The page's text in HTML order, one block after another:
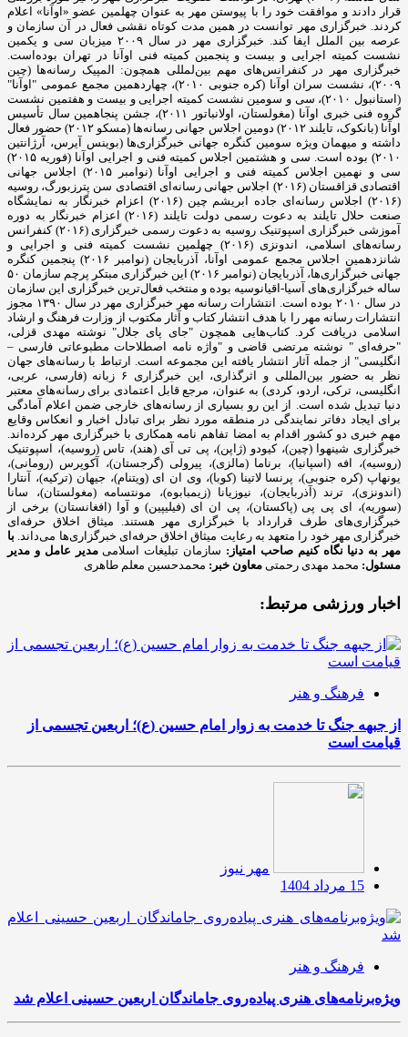
قرار دادند و موافقت خود را با پیوستن مهر به عنوان چهلمین عضو «اوآنا» اعلام
کردند. خبرگزاری مهر توانست در همین مدت کوتاه نقشی فعال در آن سازمان و
عرصه بین الملل ایفا کند. خبرگزاری مهر در سال ۲۰۰۹ میزبان سی و یکمین
نشست کمیته اجرایی و بیست و پنجمین کمیته فنی اوآنا در تهران بوده‌است.
خبرگزاری مهر در کنفرانس‌های مهم بین‌لمللی همچون: المپیک رسانه‌ها (چین
۲۰۰۹)، نشست سران اوآنا (کره جنوبی ۲۰۱۰)، چهاردهمین مجمع عمومی "اوآنا"
(استانبول ۲۰۱۰)، سی و سومین نشست کمیته اجرایی و بیست و هفتمین نشست
گروه فنی خبری اوآنا (مغولستان، اولانباتور ۲۰۱۱)، جشن پنجاهمین سال تأسیس
اوآنا (بانکوک، تایلند ۲۰۱۲) دومین اجلاس جهانی رسانه‌ها (مسکو ۲۰۱۲) حضور فعال
داشته و میهمان ویژه سومین کنگره جهانی خبرگزاری‌ها (بوینس آیرس، آرژانتین
۲۰۱۰) بوده است. سی و هشتمین اجلاس کمیته فنی و اجرایی اوآنا (فوریه ۲۰۱۵)
سی و نهمین اجلاس کمیته فنی و اجرایی اوآنا (نوامبر ۲۰۱۵) اجلاس جهانی
اقتصادی قزاقستان (۲۰۱۶) اجلاس جهانی رسانه‌ای اقتصادی سن پترزبورگ، روسیه
(۲۰۱۶) اجلاس رسانه‌ای جاده ابریشم چین (۲۰۱۶) اعزام خبرنگار به نمایشگاه
صنعت حلال تایلند به دعوت رسمی دولت تایلند (۲۰۱۶) اعزام خبرنگار به دوره
آموزشی خبرگزاری اسپوتنیک روسیه به دعوت رسمی خبرگزاری (۲۰۱۶) کنفرانس
رسانه‌های اسلامی، اندونزی (۲۰۱۶) چهلمین نشست کمیته فنی و اجرایی و
شانزدهمین اجلاس مجمع عمومی اوآنا، آذربایجان (نوامبر ۲۰۱۶) پنجمین کنگره
جهانی خبرگزاری‌ها، آذربایجان (نوامبر ۲۰۱۶) این خبرگزاری مبتکر پرچم سازمان ۵۰
ساله خبرگزاری‌های آسیا-اقیانوسیه بوده و منتخب فعال‌ترین خبرگزاری این سازمان
در سال ۲۰۱۰ بوده است. انتشارات رسانه مهر خبرگزاری مهر در سال ۱۳۹۰ مجوز
انتشارات رسانه مهر را با هدف انتشار کتاب و آثار مکتوب از وزارت فرهنگ و ارشاد
اسلامی دریافت کرد. کتاب‌هایی همچون "جای پای جلال" نوشته مهدی قزلی،
"حرفه‌ای " نوشته مرتضی قاضی و "واژه نامه اصطلاحات مطبوعاتی فارسی –
انگلیسی" از جمله آثار انتشار یافته این مجموعه است. ارتباط با رسانه‌های جهان
نظر به حضور بین‌المللی و اثرگذاری، این خبرگزاری ۶ زبانه (فارسی، عربی،
انگلیسی، ترکی، اردو، کردی) به عنوان، مرجع قابل اعتمادی برای رسانه‌های معتبر
دنیا تبدیل شده است. از این رو بسیاری از رسانه‌های خارجی ضمن اعلام آمادگی
برای ایجاد دفاتر نمایندگی در منطقه مورد نظر برای تبادل اخبار و انعکاس وقایع
مهم خبری دو کشور اقدام به امضا تفاهم نامه همکاری با خبرگزاری مهر کرده‌اند.
خبرگزاری شینهوا (چین)، کیودو (ژاپن)، پی تی آی (هند)، تاس (روسیه)، اسپوتنیک
(روسیه)، افه (اسپانیا)، برناما (مالزی)، پیرولی (گرجستان)، آکوپرس (رومانی)،
یونهاپ (کره جنوبی)، پرنسا لاتینا (کوبا)، وی ان ای (ویتنام)، جیهان (ترکیه)، آنتارا
(اندونزی)، ترند (آذربایجان)، نیوزیانا (زیمبابوه)، مونتسامه (مغولستان)، سانا
(سوریه)، ای پی پی (پاکستان)، پی ان ای (فیلیپین) و آوا (افغانستان) برخی از
خبرگزاری‌های طرف قرارداد با خبرگزاری مهر هستند. میثاق اخلاق حرفه‌ای
خبرگزاری مهر خود را متعهد به رعایت میثاق اخلاق حرفه‌ای خبرگزاری‌ها می‌داند. با
مهر به دنیا نگاه کنیم صاحب امتیاز: سازمان تبلیغات اسلامیمدیر عامل و مدیر
مسئول: محمد مهدی رحمتی معاون خبر: محمدحسین معلم طاهری
اخبار ورزشی مرتبط:
فرهنگ و هنر
از جبهه جنگ تا خدمت به زوار امام حسین (ع)؛ اربعین تجسمی از
قیامت است
مهر نیوز
15 مرداد 1404
فرهنگ و هنر
ویژه‌برنامه‌های هنری پیاده‌روی جاماندگان اربعین حسینی اعلام شد